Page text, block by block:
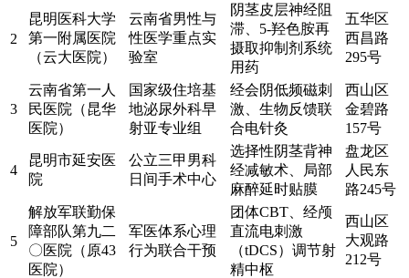
2
昆明医科大学
第一附属医院
（云大医院）
云南省男性与
性医学重点实
验室
阴茎皮层神经阻
滞、5-羟色胺再
摄取抑制剂系统
用药
五华区
西昌路
295号
3
云南省第一人
民医院（昆华
医院）
国家级住培基
地泌尿外科早
射亚专业组
经会阴低频磁刺
激、生物反馈联
合电针灸
西山区
金碧路
157号
4
昆明市延安医
院
公立三甲男科
日间手术中心
选择性阴茎背神
经减敏术、局部
麻醉延时贴膜
盘龙区
人民东
路245号
5
解放军联勤保
障部队第九二
〇医院（原43
医院）
军医体系心理
行为联合干预
团体CBT、经颅
直流电刺激
（tDCS）调节射
精中枢
西山区
大观路
212号